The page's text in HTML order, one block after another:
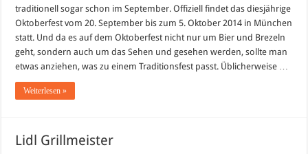
traditionell sogar schon im September. Offiziell findet das diesjährige
Oktoberfest vom 20. September bis zum 5. Oktober 2014 in München
statt. Und da es auf dem Oktoberfest nicht nur um Bier und Brezeln
geht, sondern auch um das Sehen und gesehen werden, sollte man
etwas anziehen, was zu einem Traditionsfest passt. Üblicherweise …
Weiterlesen »
Lidl Grillmeister